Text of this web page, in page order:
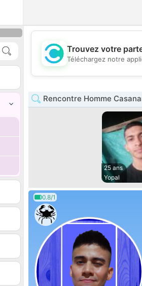
Trouvez votre
Téléchargez notre
Rencontre Homme
25 ans
Yopal
0.8/1